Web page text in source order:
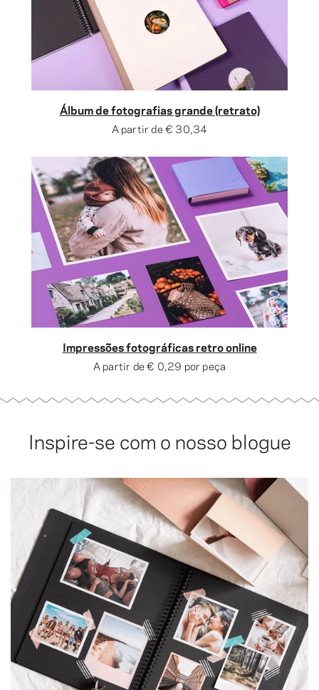
Álbum de fotografias grande (retrato)
A partir de€ 30,34
Impressões fotográficas retro online
A partir de€ 0,29 por peça
Inspire-se com o nosso blogue